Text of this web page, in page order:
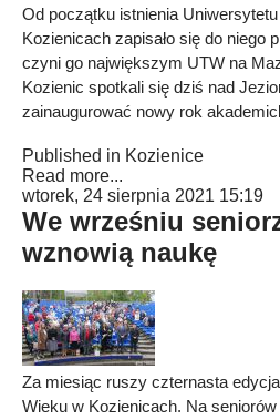
Od początku istnienia
Kozienicach zapisało się do niego
czyni go największym UTW na
Kozienic spotkali się dziś nad
zainaugurować nowy rok
Published in Kozienice
Read more...
wtorek, 24 sierpnia 2021 15:19
We wrześniu
wznowią naukę
Za miesiąc ruszy czternasta
Wieku w Kozienicach. Na